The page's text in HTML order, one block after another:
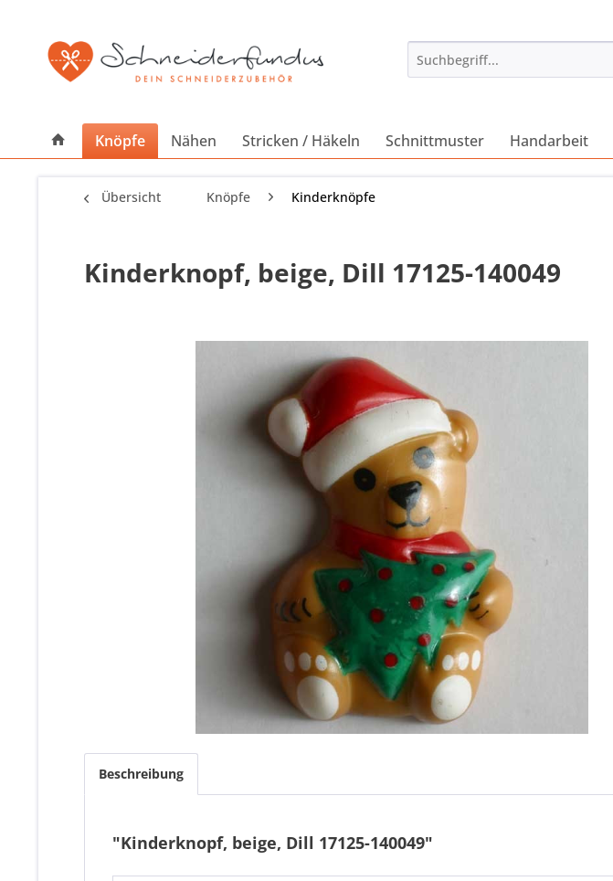
Knöpfe Nähen Stricken / Häkeln Schnittmuster Handarbeit
Übersicht Knöpfe Kinderknöpfe
Kinderknopf, beige, Dill 17125-140049
Beschreibung
"Kinderknopf, beige, Dill 17125-140049"